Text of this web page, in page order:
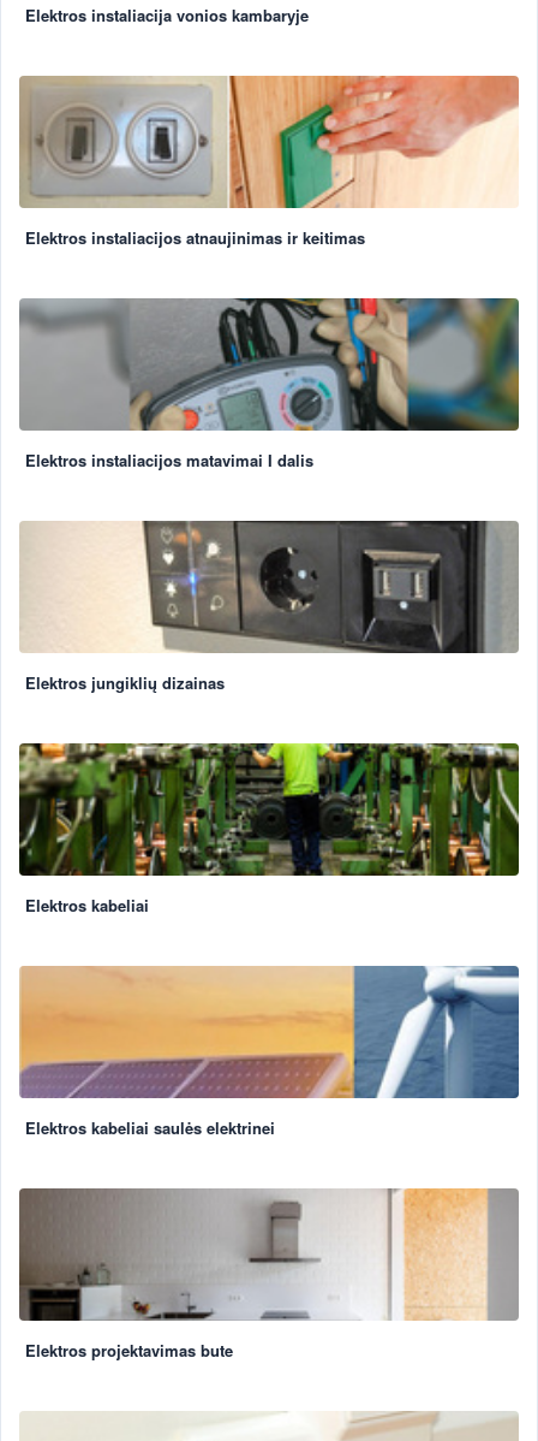
Elektros instaliacija vonios kambaryje
Elektros instaliacijos atnaujinimas ir keitimas
Elektros instaliacijos matavimai I dalis
Elektros jungiklių dizainas
Elektros kabeliai
Elektros kabeliai saulės elektrinei
Elektros projektavimas bute